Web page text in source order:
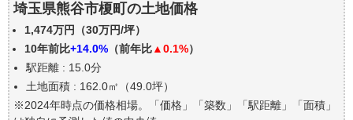
埼玉県熊谷市榎町の土地の過去の売買事例
公示地価はいくら
エリアの将来性を人口予想から検討しよう
自分の年収でいくらの不動産が買える？
埼玉県熊谷市榎町の土地価格
1,474万円（30万円/坪）
10年前比+14.0% （前年比▲0.1%）
駅距離 : 15.0分
土地面積 : 162.0㎡（49.0坪）
※2024年時点の価格相場。「価格」「築数」「駅距離」「面積」